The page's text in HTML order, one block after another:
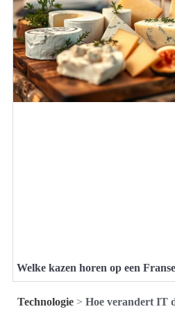
Welke kazen horen op een
Technologie> Hoe verandert IT